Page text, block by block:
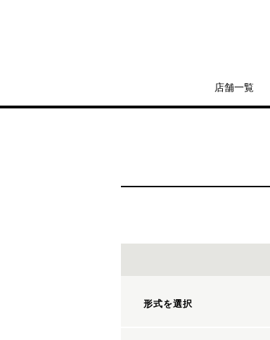
店舗一覧
形式を選択